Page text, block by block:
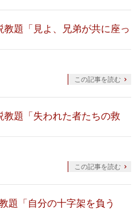
題「見よ、兄弟が共に座っ
この記事を読む
題「失われた者たちの救
この記事を読む
「自分の十字架を負う